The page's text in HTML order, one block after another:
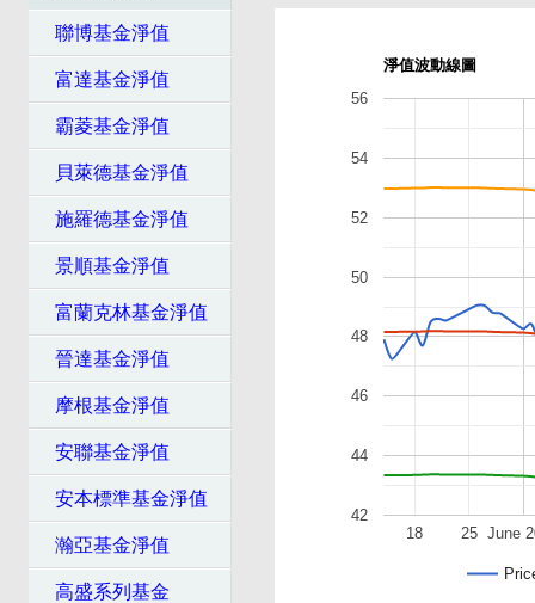
聯博基金淨值
富達基金淨值
霸菱基金淨值
貝萊德基金淨值
施羅德基金淨值
景順基金淨值
富蘭克林基金淨值
晉達基金淨值
摩根基金淨值
安聯基金淨值
安本標準基金淨值
瀚亞基金淨值
高盛系列基金
淨值波動線圖
June
18 25
42
44
46
48
50
52
54
56